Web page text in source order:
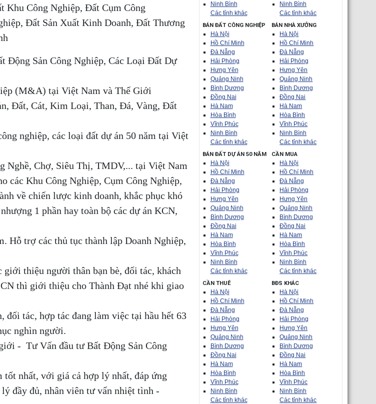
Khu Công Nghiệp, Đất Cụm Công
Đất Sản Xuất Kinh Doanh, Đất Thương
Động Sản Công Nghiệp, Các Loại Đất Dự
(M&A) tại Việt Nam và Thế Giới
Đất, Cát, Kim Loại, Than, Đá, Vàng, Đất
nghiệp, các loại đất dự án 50 năm tại Việt
Nghề, Chợ, Siêu Thị, TMDV,... tại Việt Nam
các Khu Công Nghiệp, Cụm Công Nghiệp,
về chiến lược kinh doanh, khắc phục khó
1 phần hay toàn bộ các dự án KCN,
Hỗ trợ các thủ tục thành lập Doanh Nghiệp,
thiệu người thân bạn bè, đối tác, khách
thì giới thiệu cho Thành Đạt nhé khi giao
đối tác, hợp tác đang làm việc tại hầu hết 63
nghìn người.
- Tư Vấn đầu tư Bất Động Sản Công
tốt nhất, với giá cả hợp lý nhất, đáp ứng
đầy đủ, nhân viên tư vấn nhiệt tình -
Ninh Bình
Các tỉnh khác
Ninh Bình
Các tỉnh khác
BÁN ĐẤT CÔNG NGHIỆP
Hà Nội
Hồ Chí Minh
Đà Nẵng
Hải Phòng
Hưng Yên
Quảng Ninh
Bình Dương
Đồng Nai
Hà Nam
Hòa Bình
Vĩnh Phúc
Ninh Bình
Các tỉnh khác
BÁN NHÀ XƯỞNG
Hà Nội
Hồ Chí Minh
Đà Nẵng
Hải Phòng
Hưng Yên
Quảng Ninh
Bình Dương
Đồng Nai
Hà Nam
Hòa Bình
Vĩnh Phúc
Ninh Bình
Các tỉnh khác
BÁN ĐẤT DỰ ÁN 50 NĂM
Hà Nội
Hồ Chí Minh
Đà Nẵng
Hải Phòng
Hưng Yên
Quảng Ninh
Bình Dương
Đồng Nai
Hà Nam
Hòa Bình
Vĩnh Phúc
Ninh Bình
Các tỉnh khác
CẦN MUA
Hà Nội
Hồ Chí Minh
Đà Nẵng
Hải Phòng
Hưng Yên
Quảng Ninh
Bình Dương
Đồng Nai
Hà Nam
Hòa Bình
Vĩnh Phúc
Ninh Bình
Các tỉnh khác
CẦN THUÊ
Hà Nội
Hồ Chí Minh
Đà Nẵng
Hải Phòng
Hưng Yên
Quảng Ninh
Bình Dương
Đồng Nai
Hà Nam
Hòa Bình
Vĩnh Phúc
Ninh Bình
Các tỉnh khác
BĐS KHÁC
Hà Nội
Hồ Chí Minh
Đà Nẵng
Hải Phòng
Hưng Yên
Quảng Ninh
Bình Dương
Đồng Nai
Hà Nam
Hòa Bình
Vĩnh Phúc
Ninh Bình
Các tỉnh khác